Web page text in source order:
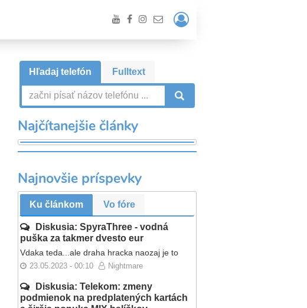
Prihlásiť
/
Registrácia
Hľadaj telefón Fulltext
Najčítanejšie články
Najnovšie príspevky
Ku článkom Vo fóre
Diskusia: SpyraThree - vodná
puška za takmer dvesto eur
Vdaka teda...ale draha hracka naozaj je to
23.05.2023 - 00:10 Nightmare
Diskusia: Telekom: zmeny
podmienok na predplatených kartách